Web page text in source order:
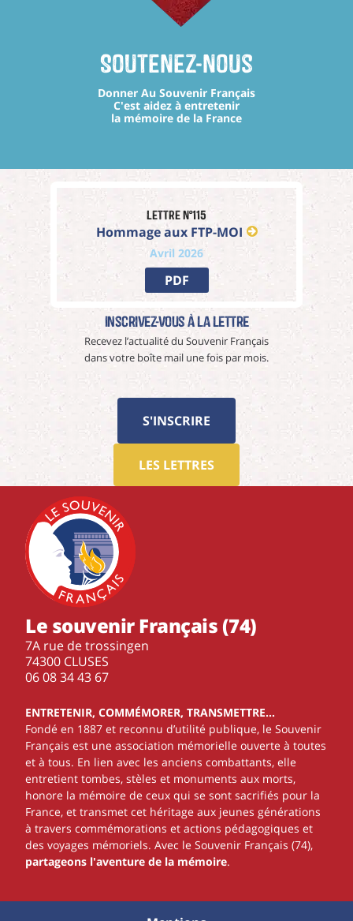
Soutenez-nous
Donner Au Souvenir Français
C'est aidez à entretenir
la mémoire de la France
Lettre n°115
Hommage aux FTP-MOI
Avril 2026
PDF
Inscrivez-vous à La Lettre
Recevez l’actualité du Souvenir Français
dans votre boîte mail une fois par mois.
S'INSCRIRE
LES LETTRES
Le souvenir Français (74)
7A rue de trossingen
74300 CLUSES
‭06 08 34 43 67‬
ENTRETENIR, COMMÉMORER, TRANSMETTRE…
Fondé en 1887 et reconnu d’utilité publique, le Souvenir
Français est une association mémorielle ouverte à toutes
et à tous. En lien avec les anciens combattants, elle
entretient tombes, stèles et monuments aux morts,
honore la mémoire de ceux qui se sont sacrifiés pour la
France, et transmet cet héritage aux jeunes générations
à travers commémorations et actions pédagogiques et
des voyages mémoriels. Avec le Souvenir Français (74),
partageons l'aventure de la mémoire.